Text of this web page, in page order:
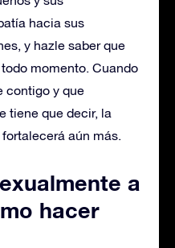
hacia sus
y hazle saber que
momento. Cuando
contigo y que
tiene que decir, la
aún más.
a
hacer